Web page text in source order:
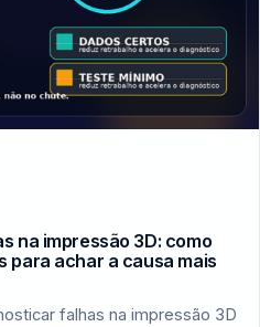
na impressão 3D: como
para achar a causa mais
falhas na impressão 3D